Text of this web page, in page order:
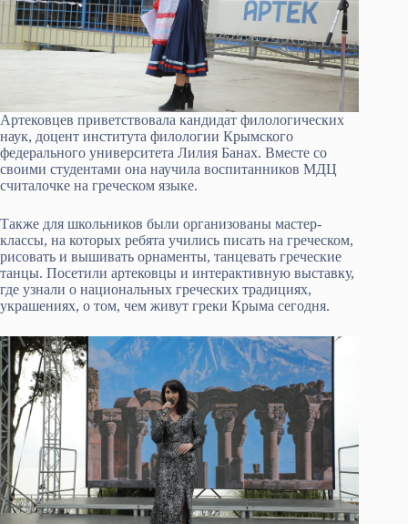
Артековцев приветствовала кандидат филологических
наук, доцент института филологии Крымского
федерального университета Лилия Банах. Вместе со
своими студентами она научила воспитанников МДЦ
считалочке на греческом языке.
Также для школьников были организованы мастер-
классы, на которых ребята учились писать на греческом,
рисовать и вышивать орнаменты, танцевать греческие
танцы. Посетили артековцы и интерактивную выставку,
где узнали о национальных греческих традициях,
украшениях, о том, чем живут греки Крыма сегодня.